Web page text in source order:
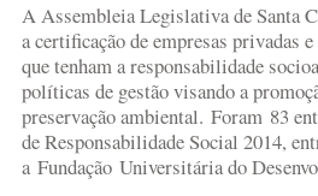
A Assembleia Legislativa de Santa
a certificação de empresas privadas
que tenham a responsabilidade
políticas de gestão visando a
preservação ambiental. Foram 83
de Responsabilidade Social 2014,
a Fundação Universitária do